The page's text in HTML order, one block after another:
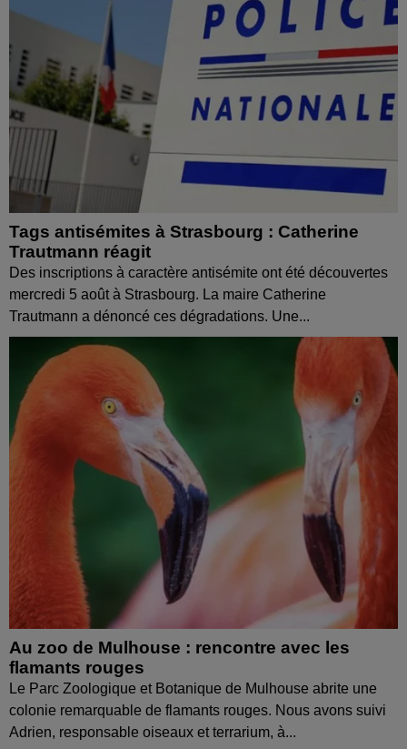
Tags antisémites à Strasbourg : Catherine
Trautmann réagit
Des inscriptions à caractère antisémite ont été découvertes
mercredi 5 août à Strasbourg. La maire Catherine
Trautmann a dénoncé ces dégradations. Une...
Au zoo de Mulhouse : rencontre avec les
flamants rouges
Le Parc Zoologique et Botanique de Mulhouse abrite une
colonie remarquable de flamants rouges. Nous avons suivi
Adrien, responsable oiseaux et terrarium, à...